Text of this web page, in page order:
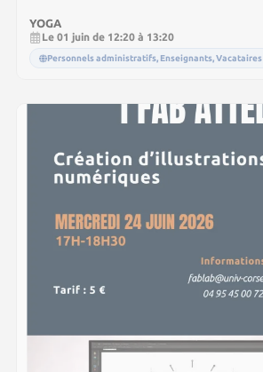
YOGA
Le 01 juin de 12:20 à 13:20
Personnels administratifs, Enseignants, Vacataires